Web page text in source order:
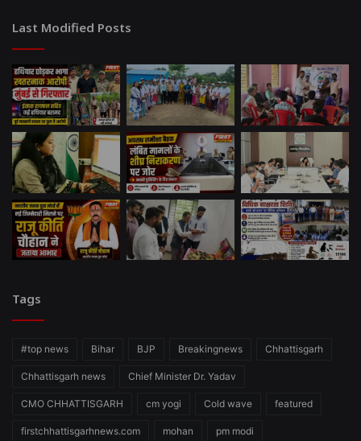
Last Modified Posts
Tags
#top news Bihar BJP Breakingnews Chhattisgarh
Chhattisgarh news Chief Minister Dr. Yadav
CMO CHHATTISGARH cm yogi Cold wave featured
firstchhattisgarhnews.com mohan pm modi